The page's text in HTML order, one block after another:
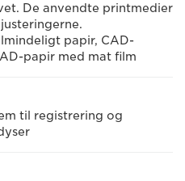
De anvendte printmedier
papir, CAD-
papir med mat film
til registrering og